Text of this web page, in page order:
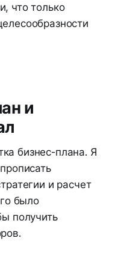
что только
и
бизнес-плана. Я
и расчет
было
получить